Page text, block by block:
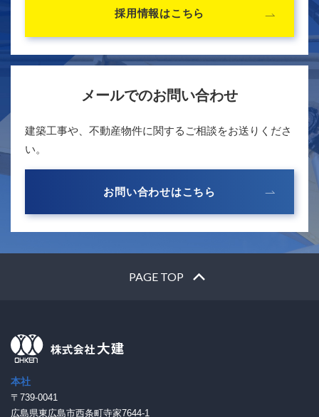
採用情報はこちら
メールでのお問い合わせ
建築工事や、不動産物件に関するご相談をお送りくださ
い。
お問い合わせはこちら
PAGE TOP
本社
〒739-0041
広島県東広島市西条町寺家7644-1